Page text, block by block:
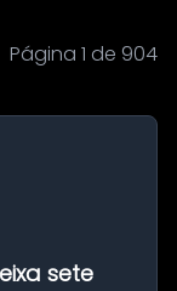
Página 1 de 904
sete